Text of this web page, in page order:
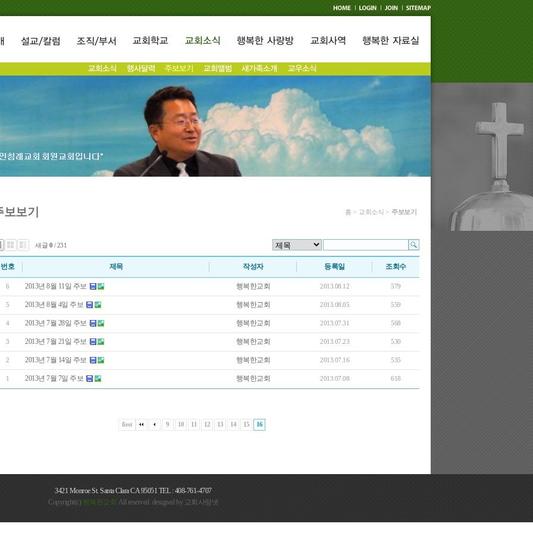
보보기 홈 > 교회소식 > 주보보기
새글 0 / 231
번호 제목 작성자 등록일 조회수
6 2013년 8월 11일 주보 행복한교회 2013.08.12 579
5 2013년 8월 4일 주보 행복한교회 2013.08.05 559
4 2013년 7월 28일 주보 행복한교회 2013.07.31 568
3 2013년 7월 21일 주보 행복한교회 2013.07.23 530
2 2013년 7월 14일 주보 행복한교회 2013.07.16 535
1 2013년 7월 7일 주보 행복한교회 2013.07.08 618
first 9 10 11 12 13 14 15 16
3421 Monroe St. Santa Clara CA 95051 TEL : 408-761-4707
Copyright(c) 행복한교회 All reserved. designed by 교회사랑넷